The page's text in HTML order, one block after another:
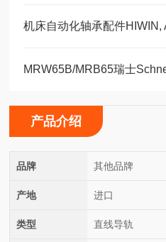
产品介绍
品牌 其他品牌
产地 进口
类型 直线导轨